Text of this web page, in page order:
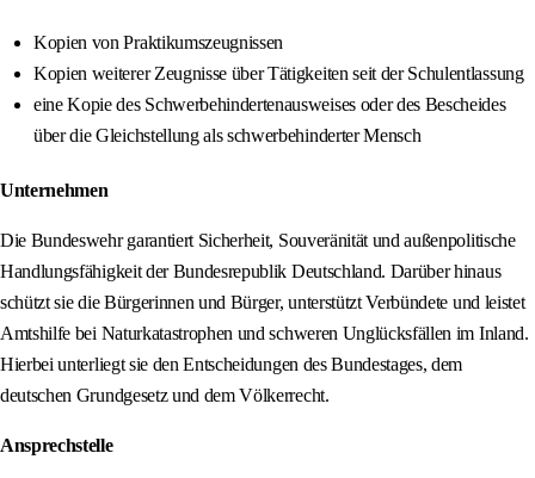
Kopien von Praktikumszeugnissen
Kopien weiterer Zeugnisse über Tätigkeiten seit der Schulentlassung
eine Kopie des Schwerbehindertenausweises oder des Bescheides
über die Gleichstellung als schwerbehinderter Mensch
Unternehmen
Die Bundeswehr garantiert Sicherheit, Souveränität und außenpolitische
Handlungsfähigkeit der Bundesrepublik Deutschland. Darüber hinaus
schützt sie die Bürgerinnen und Bürger, unterstützt Verbündete und leistet
Amtshilfe bei Naturkatastrophen und schweren Unglücksfällen im Inland.
Hierbei unterliegt sie den Entscheidungen des Bundestages, dem
deutschen Grundgesetz und dem Völkerrecht.
Ansprechstelle